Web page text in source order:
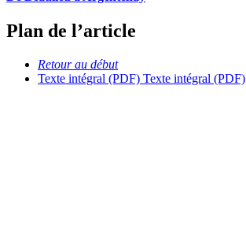
Plan de l’article
Retour au début
Texte intégral (PDF) Texte intégral (PDF)